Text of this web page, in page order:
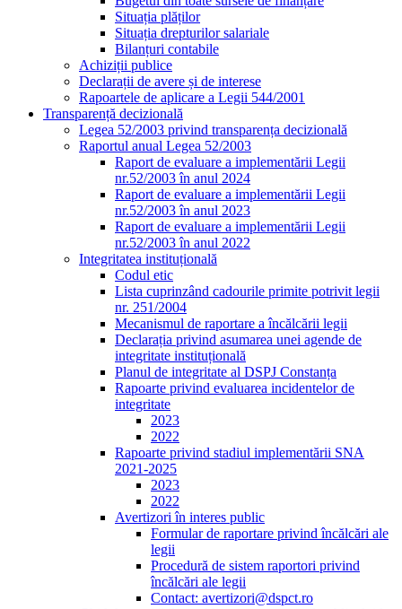
Situația plăților
Situația drepturilor salariale
Bilanțuri contabile
Achiziții publice
Declarații de avere și de interese
Rapoartele de aplicare a Legii 544/2001
Transparență decizională
Legea 52/2003 privind transparența decizională
Raportul anual Legea 52/2003
Raport de evaluare a implementării Legii
nr.52/2003 în anul 2024
Raport de evaluare a implementării Legii
nr.52/2003 în anul 2023
Raport de evaluare a implementării Legii
nr.52/2003 în anul 2022
Integritatea instituțională
Codul etic
Lista cuprinzând cadourile primite potrivit legii
nr. 251/2004
Mecanismul de raportare a încălcării legii
Declarația privind asumarea unei agende de
integritate instituțională
Planul de integritate al DSPJ Constanța
Rapoarte privind evaluarea incidentelor de
integritate
2023
2022
Rapoarte privind stadiul implementării SNA
2021-2025
2023
2022
Avertizori în interes public
Formular de raportare privind încălcări ale
legii
Procedură de sistem raportori privind
încălcări ale legii
Contact: avertizori@dspct.ro